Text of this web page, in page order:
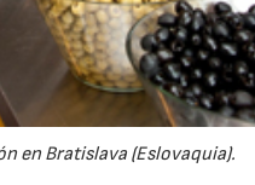
en Bratislava (Eslovaquia).